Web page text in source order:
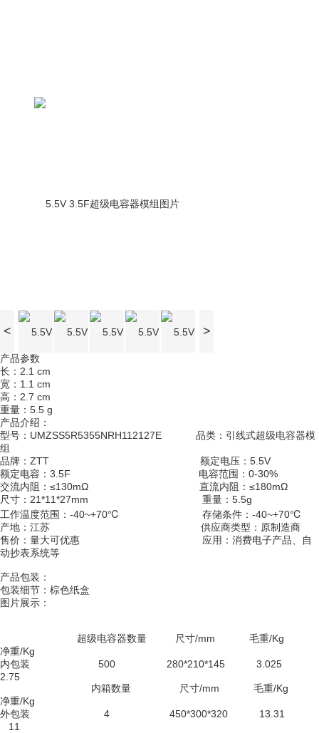
< >
产品参数
长：2.1 cm
宽：1.1 cm
高：2.7 cm
重量：5.5 g
产品介绍：
型号：UMZSS5R5355NRH112127E 品类：引线式超级电容器模
组
品牌：ZTT 额定电压：5.5V
额定电容：3.5F 电容范围：0-30%
交流内阻：≤130mΩ 直流内阻：≤180mΩ
尺寸：21*11*27mm 重量：5.5g
工作温度范围：-40~+70℃ 存储条件：-40~+70℃
产地：江苏 供应商类型：原制造商
售价：量大可优惠 应用：消费电子产品、自
动抄表系统等
产品包装：
包装细节：棕色纸盒
图片展示：
超级电容器数量 尺寸/mm 毛重/Kg
净重/Kg
内包装 500 280*210*145 3.025
2.75
内箱数量 尺寸/mm 毛重/Kg
净重/Kg
外包装 4 450*300*320 13.31
11